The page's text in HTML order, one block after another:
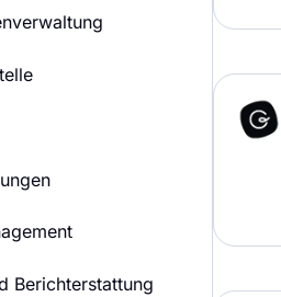
Berichterstattung